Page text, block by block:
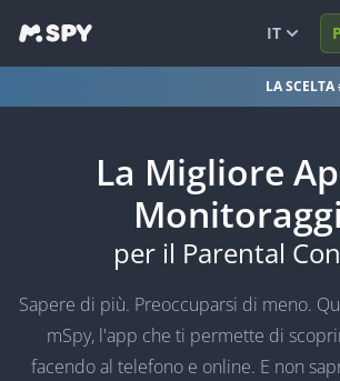
VEDI DEMO
BLOG
IT
العربية
日本
简体
La Migliore
per il Parental
LA
Sapere di più. Preoccuparsi di meno.
mSpy, l'app che ti permette di
facendo al telefono e online. E non